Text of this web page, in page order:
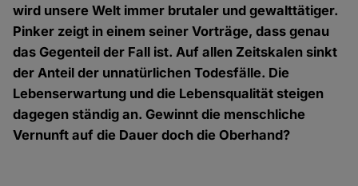
wird unsere Welt immer brutaler und gewalttätiger.
Pinker zeigt in einem seiner Vorträge, dass genau
das Gegenteil der Fall ist. Auf allen Zeitskalen sinkt
der Anteil der unnatürlichen Todesfälle. Die
Lebenserwartung und die Lebensqualität steigen
dagegen ständig an. Gewinnt die menschliche
Vernunft auf die Dauer doch die Oberhand?